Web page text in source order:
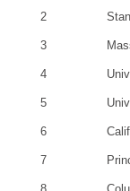
2
3
4
5
6
7